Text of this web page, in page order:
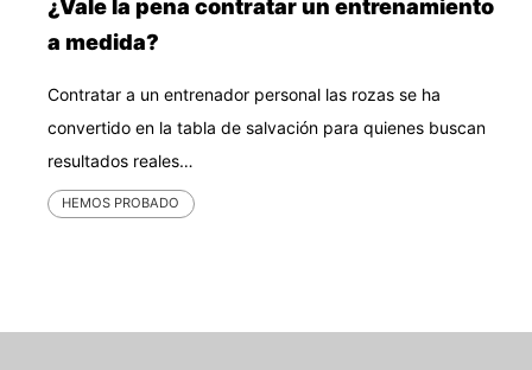
¿Vale la pena contratar un entrenamiento
a medida?
Contratar a un entrenador personal las rozas se ha
convertido en la tabla de salvación para quienes buscan
resultados reales…
HEMOS PROBADO